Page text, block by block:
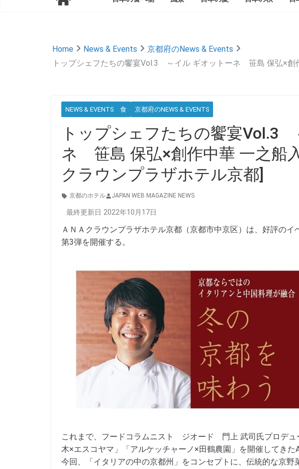
Home News & Events
京都府のNews & Events
トップシェフたちの饗宴Vol.3 ～イル ギオットーネ 笹島 保弘×
NEWS & EVENTS 食 京都府のNEWS & EVENTS
トップシェフたちの饗宴Vol.3
ネ 笹島 保弘×創作中華 一之船
クラウンプラザホテル京都]
京都のホテル JAPAN WEB MAGAZINE NEWS
最終更新日 2022年10月17日
ＡＮＡクラウンプラザホテル京都（京都市中京区）は、好評の
第3弾を開催する。
これまで、フードコラムニスト ジオード 門上 武司氏プロデュ
木×エスコヤマ」「アルケッチャーノ×田鶴農園」を開催してきた
今回、「イタリアの中の京都州」をコンセプトに、伝統的な京野